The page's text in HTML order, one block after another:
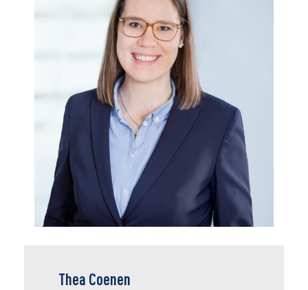
Thea Coenen berät zu allgemeinen Fragen im
Arbeitsrecht. Besonders, wenn es um Themen
wie Arbeitsvertragsrecht oder
Fachkräfteeinwanderung geht, ist sie eine gute
Ansprechpartnerin. In Vorträgen vermittelt die
Verbandsjuristin wichtige arbeits- und
sozialrechtliche Basics für die Praxis.
Thea Coenen